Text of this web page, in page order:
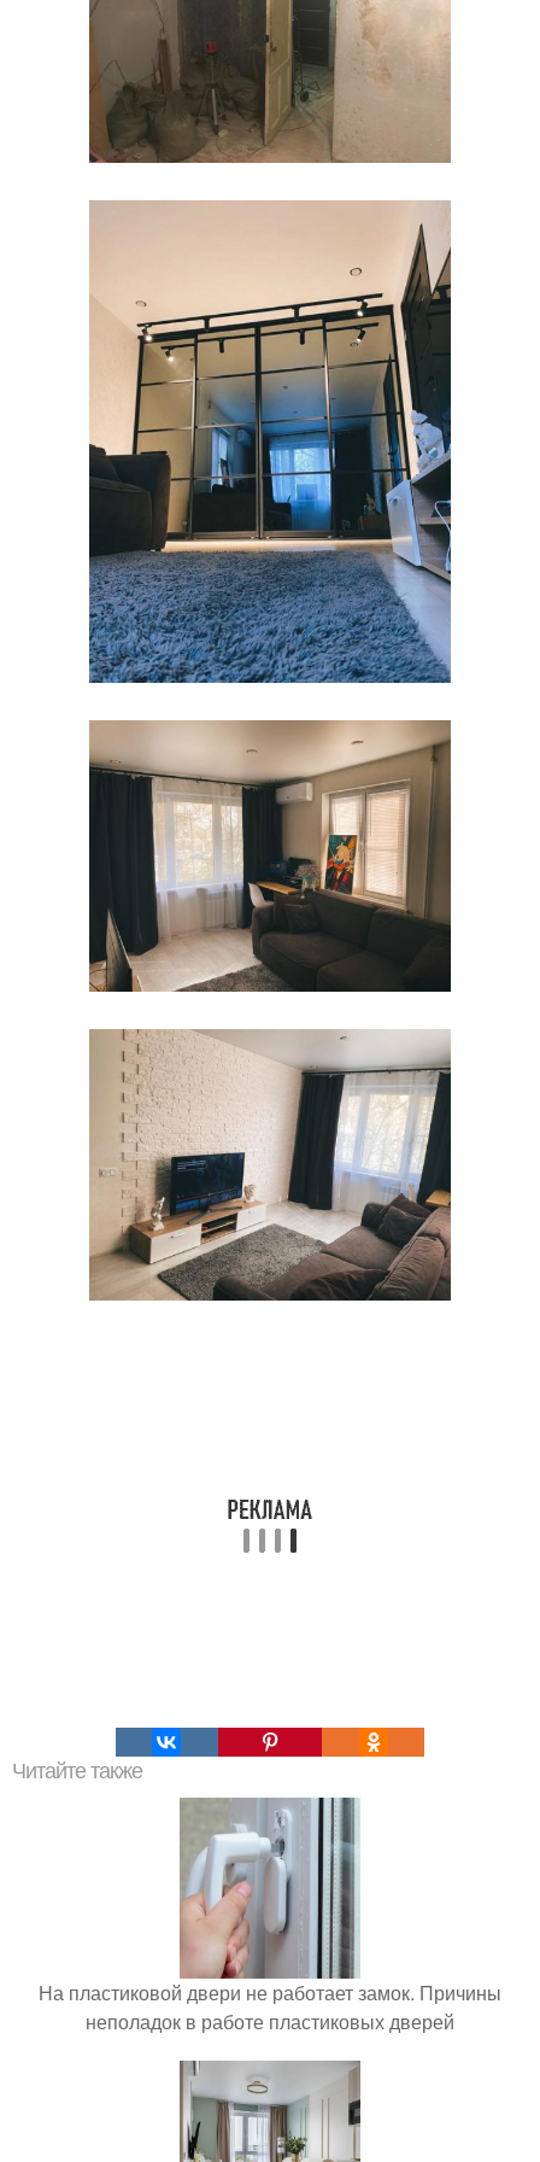
Читайте также
На пластиковой двери не работает замок. Причины
неполадок в работе пластиковых дверей